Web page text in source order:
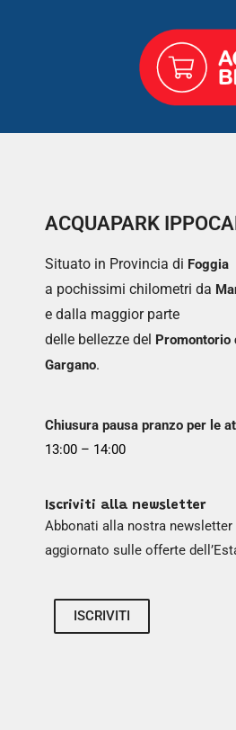
ACQUAPARK
Situato in Provincia di Foggia
a pochissimi chilometri da
e dalla maggior parte
delle bellezze del
Promontorio
Gargano.
Chiusura pausa pranzo per le
13:00 – 14:00
Iscriviti alla newsletter
Abbonati alla nostra newsletter
aggiornato sulle offerte
ISCRIVITI